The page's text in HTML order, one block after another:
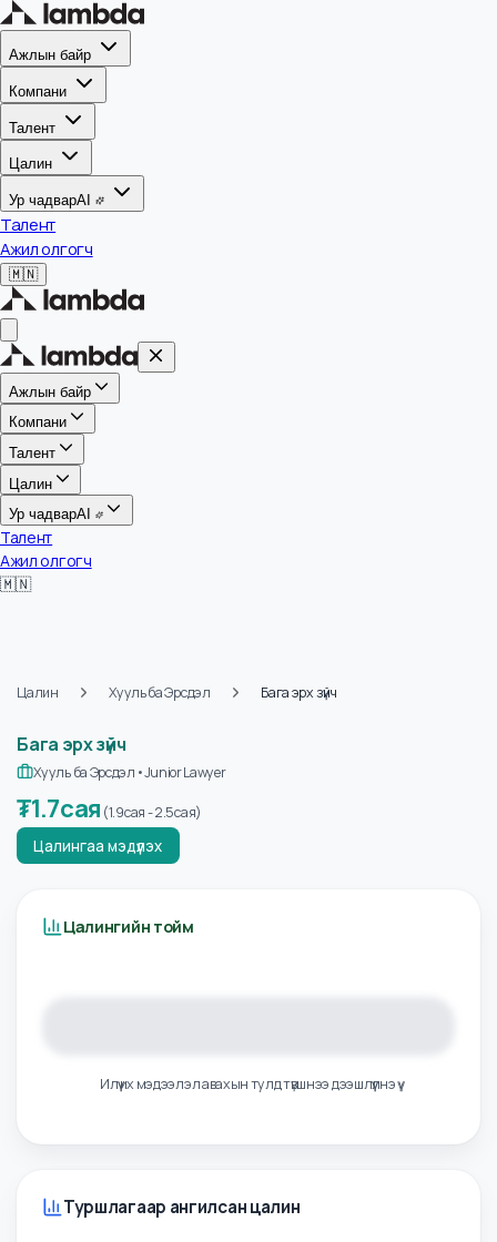
Ажлын байр
Компани
Талент
Цалин
Ур чадварAI
Талент
Ажил олгогч
🇲🇳
Ажлын байр
Компани
Талент
Цалин
Ур чадвар
Талент
Ажил олгогч
Бага эрх зүйч
Хууль ба Эрсдэл•Junior Lawyer
₮ 1.7сая (1.9сая- 2.5сая
Илүү их мэдээлэл авахын тулд түвшнээ дээшлүүлнэ үү